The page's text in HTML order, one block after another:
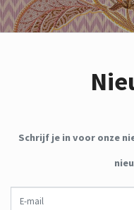
Schrijf je in voor onze